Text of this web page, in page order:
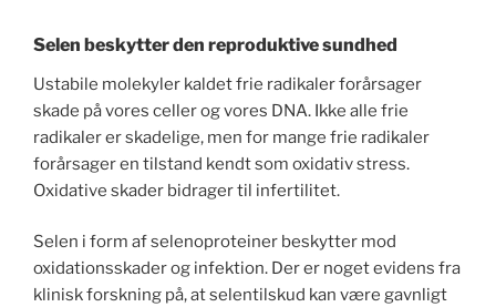
Selen beskytter den reproduktive sundhed
Ustabile molekyler kaldet frie radikaler forårsager
skade på vores celler og vores DNA. Ikke alle frie
radikaler er skadelige, men for mange frie radikaler
forårsager en tilstand kendt som oxidativ stress.
Oxidative skader bidrager til infertilitet.
Selen i form af selenoproteiner beskytter mod
oxidationsskader og infektion. Der er noget evidens fra
klinisk forskning på, at selentilskud kan være gavnligt